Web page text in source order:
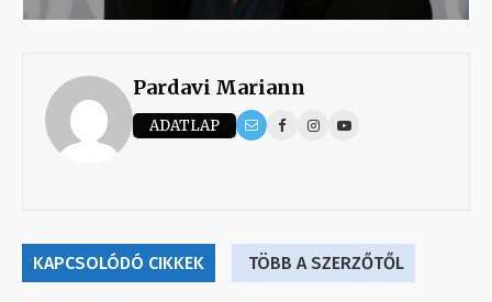
Pardavi Mariann
ADATLAP
KAPCSOLÓDÓ CIKKEK TÖBB A SZERZŐTŐL